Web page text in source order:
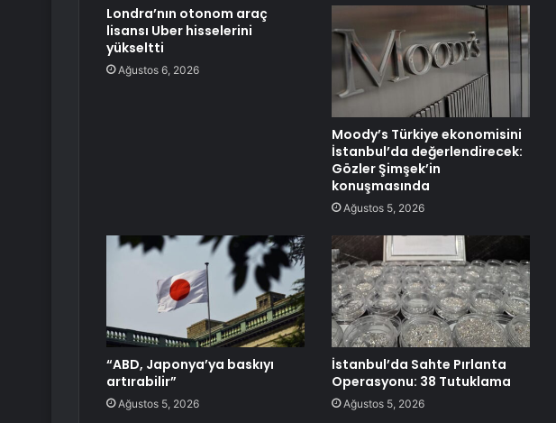
Londra’nın otonom araç
lisansı Uber hisselerini
yükseltti
Ağustos 6, 2026
Moody’s Türkiye ekonomisini
İstanbul’da değerlendirecek:
Gözler Şimşek’in
konuşmasında
Ağustos 5, 2026
“ABD, Japonya’ya baskıyı
artırabilir”
Ağustos 5, 2026
İstanbul’da Sahte Pırlanta
Operasyonu: 38 Tutuklama
Ağustos 5, 2026